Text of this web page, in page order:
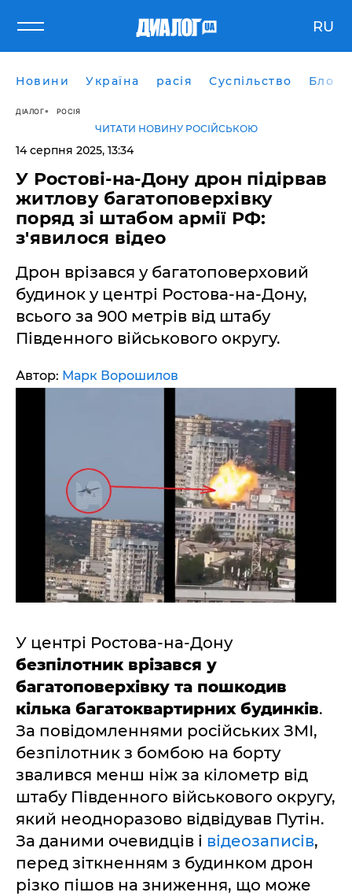
RU
Новини Україна расія Суспільство Блоги
ДІАЛОГ РОСІЯ
ЧИТАТИ НОВИНУ РОСІЙСЬКОЮ
14 серпня 2025, 13:34
У Ростові-на-Дону дрон підірвав
житлову багатоповерхівку
поряд зі штабом армії РФ:
з'явилося відео
Дрон врізався у багатоповерховий
будинок у центрі Ростова-на-Дону,
всього за 900 метрів від штабу
Південного військового округу.
Автор: Марк Ворошилов
У центрі Ростова-на-Дону
безпілотник врізався у
багатоповерхівку та пошкодив
кілька багатоквартирних будинків.
За повідомленнями російських ЗМІ,
безпілотник з бомбою на борту
звалився менш ніж за кілометр від
штабу Південного військового округу,
який неодноразово відвідував Путін.
За даними очевидців і відеозаписів,
перед зіткненням з будинком дрон
різко пішов на зниження, що може